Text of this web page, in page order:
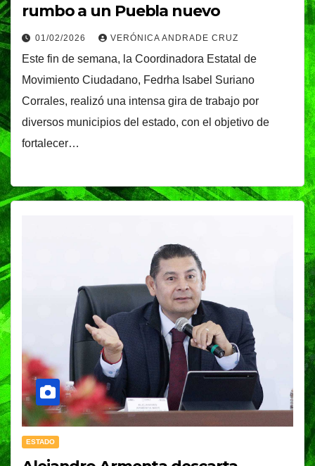
rumbo a un Puebla nuevo
01/02/2026 VERÓNICA ANDRADE CRUZ
Este fin de semana, la Coordinadora Estatal de
Movimiento Ciudadano, Fedrha Isabel Suriano
Corrales, realizó una intensa gira de trabajo por
diversos municipios del estado, con el objetivo de
fortalecer…
ESTADO